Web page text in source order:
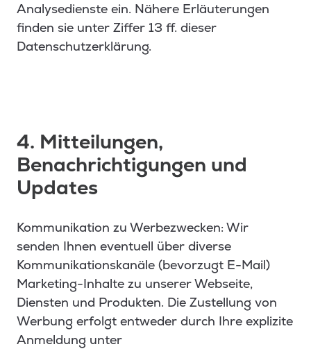
Analysedienste ein. Nähere Erläuterungen
finden sie unter Ziffer 13 ff. dieser
Datenschutzerklärung.
4. Mitteilungen,
Benachrichtigungen und
Updates
Kommunikation zu Werbezwecken: Wir
senden Ihnen eventuell über diverse
Kommunikationskanäle (bevorzugt E-Mail)
Marketing-Inhalte zu unserer Webseite,
Diensten und Produkten. Die Zustellung von
Werbung erfolgt entweder durch Ihre explizite
Anmeldung unter